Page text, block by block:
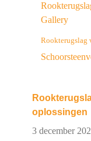
Gallery
Rookterugslag
oplossingen
3 december